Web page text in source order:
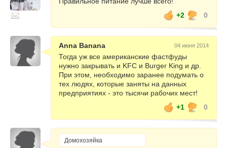
+2
0
Anna Banana 04 июня 2014
Тогда уж все американские фастфуды
нужно закрывать и KFC и Burger King и др.
При этом, необходимо заранее подумать о
тех людях, которые заняты на данных
предприятиях - это тысячи рабочих мест!
+1
0